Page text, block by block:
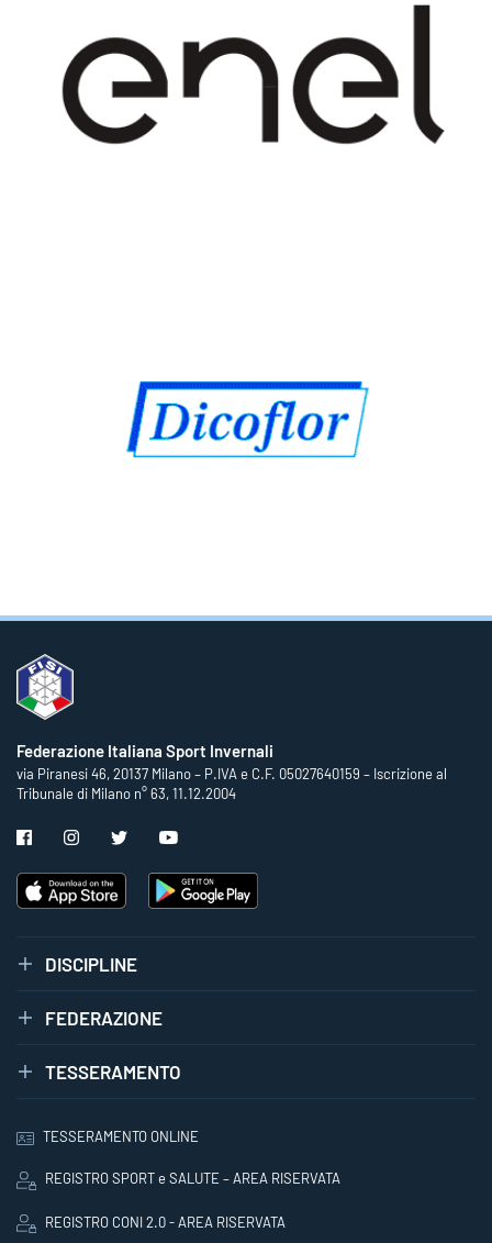
Federazione Italiana Sport Invernali
via Piranesi 46, 20137 Milano – P.IVA e C.F. 05027640159 – Iscrizione al
Tribunale di Milano n° 63, 11.12.2004
DISCIPLINE
FEDERAZIONE
TESSERAMENTO
TESSERAMENTO ONLINE
REGISTRO SPORT e SALUTE – AREA RISERVATA
REGISTRO CONI 2.0 - AREA RISERVATA